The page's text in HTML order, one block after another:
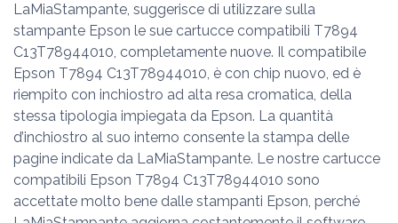
LaMiaStampante, suggerisce di utilizzare sulla
stampante Epson le sue cartucce compatibili T7894
C13T78944010, completamente nuove. Il compatibile
Epson T7894 C13T78944010, è con chip nuovo, ed è
riempito con inchiostro ad alta resa cromatica, della
stessa tipologia impiegata da Epson. La quantità
d’inchiostro al suo interno consente la stampa delle
pagine indicate da LaMiaStampante. Le nostre cartucce
compatibili Epson T7894 C13T78944010 sono
accettate molto bene dalle stampanti Epson, perché